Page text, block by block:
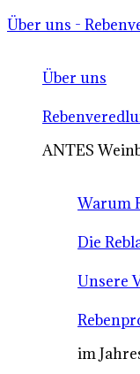
Über uns -
Über uns
ANTES
Warum
Die
Unsere
im